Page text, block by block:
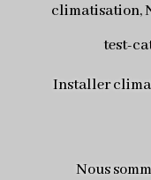
climatisation,
test-
Installer
Nous